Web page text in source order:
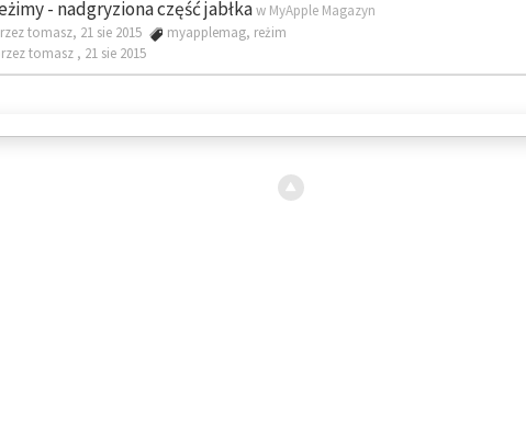
- nadgryziona część jabłkaw MyApple Magazyn
tomasz, 21 sie 2015
myapplemag, reżim
tomasz , 21 sie 2015